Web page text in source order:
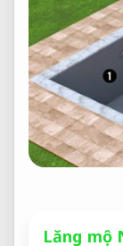
Lăng mộ